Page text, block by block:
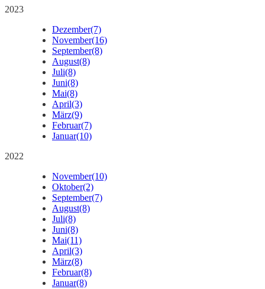
2023
Dezember(7)
November(16)
September(8)
August(8)
Juli(8)
Juni(8)
Mai(8)
April(3)
März(9)
Februar(7)
Januar(10)
2022
November(10)
Oktober(2)
September(7)
August(8)
Juli(8)
Juni(8)
Mai(11)
April(3)
März(8)
Februar(8)
Januar(8)